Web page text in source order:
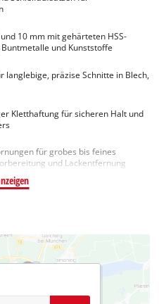
10 mm mit gehärteten HSS-
und Kunststoffe
langlebige, präzise Schnitte in Blech,
Kletthaftung für sicheren Halt und
für grobes bis feines
und Lackentfernung